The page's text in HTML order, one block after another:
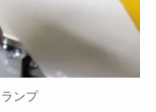
ンプ